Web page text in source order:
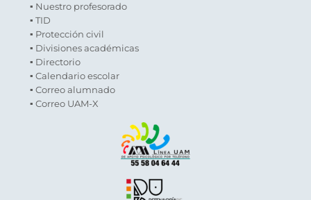
▪ Nuestro profesorado
▪ TID
▪ Protección civil
▪ Divisiones académicas
▪ Directorio
▪ Calendario escolar
▪ Correo alumnado
▪ Correo UAM-X